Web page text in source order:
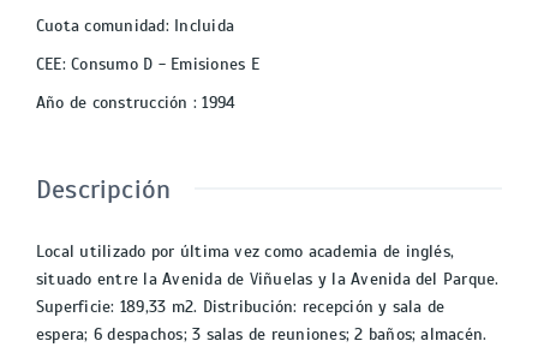
Cuota comunidad: Incluida
CEE: Consumo D - Emisiones E
Año de construcción : 1994
Descripción
Local utilizado por última vez como academia de inglés,
situado entre la Avenida de Viñuelas y la Avenida del Parque.
Superficie: 189,33 m2. Distribución: recepción y sala de
espera; 6 despachos; 3 salas de reuniones; 2 baños; almacén.